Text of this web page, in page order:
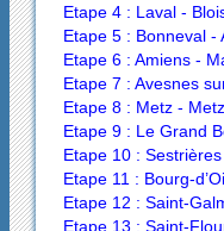
Etape 4 : Laval -
Etape 5 : Bonneval -
Etape 6 : Amiens -
Etape 7 : Avesnes
Etape 8 : Metz -
Etape 9 : Le Grand
Etape 10 : Sestrières
Etape 11 : Bourg-
Etape 12 : Saint-
Etape 13 : Saint-